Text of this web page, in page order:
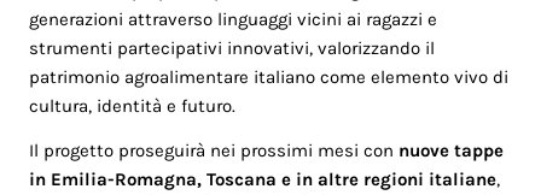
generazioni attraverso linguaggi vicini ai ragazzi e
strumenti partecipativi innovativi, valorizzando il
patrimonio agroalimentare italiano come elemento vivo di
cultura, identità e futuro.
Il progetto proseguirà nei prossimi mesi con nuove tappe
in Emilia-Romagna, Toscana e in altre regioni italiane,